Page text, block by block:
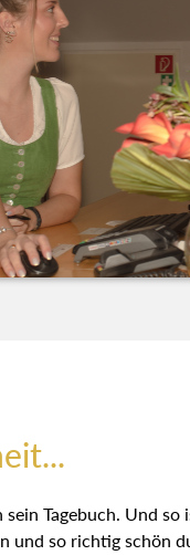
sein Tagebuch. Und
und so richtig